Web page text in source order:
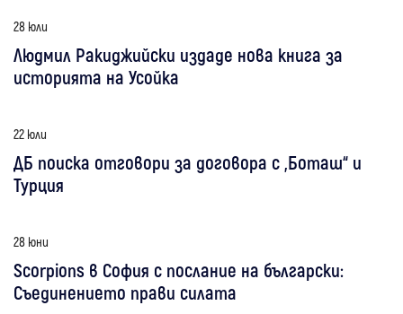
28 юли
Людмил Ракиджийски издаде нова книга за
историята на Усойка
22 юли
ДБ поиска отговори за договора с „Боташ“ и
Турция
28 юни
Scorpions в София с послание на български:
Съединението прави силата